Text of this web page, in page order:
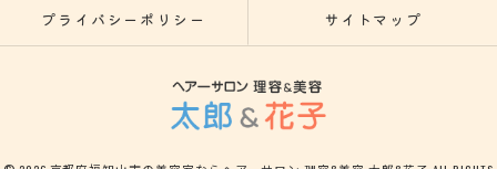
プライバシーポリシー サイトマップ